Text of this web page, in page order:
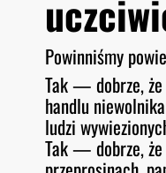
Powinniśmy
Tak — dobrze, że
handlu
ludzi
Tak — dobrze,